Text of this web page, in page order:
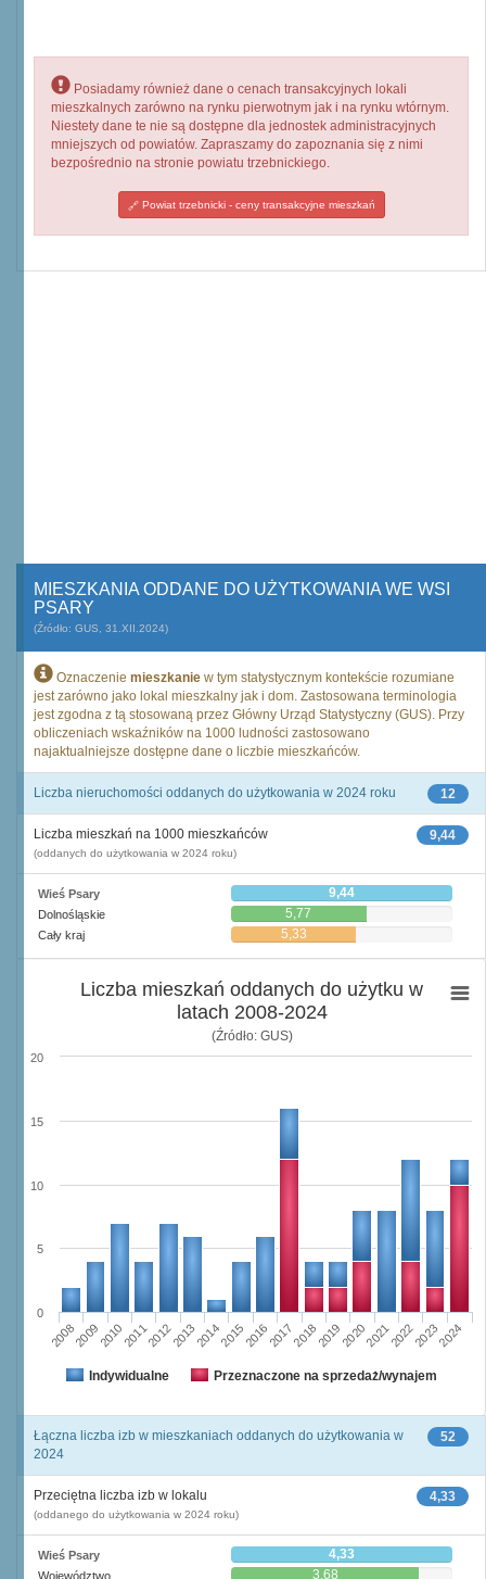
Posiadamy również dane o cenach transakcyjnych lokali
mieszkalnych zarówno na rynku pierwotnym jak i na rynku wtórnym.
Niestety dane te nie są dostępne dla jednostek administracyjnych
mniejszych od powiatów. Zapraszamy do zapoznania się z nimi
bezpośrednio na stronie powiatu trzebnickiego.
Powiat trzebnicki - ceny transakcyjne mieszkań
MIESZKANIA ODDANE DO UŻYTKOWANIA WE WSI
PSARY
(Źródło: GUS, 31.XII.2024)
Oznaczenie mieszkanie w tym statystycznym kontekście rozumiane
jest zarówno jako lokal mieszkalny jak i dom. Zastosowana terminologia
jest zgodna z tą stosowaną przez Główny Urząd Statystyczny (GUS). Przy
obliczeniach wskaźników na 1000 ludności zastosowano
najaktualniejsze dostępne dane o liczbie mieszkańców.
12
Liczba nieruchomości oddanych do użytkowania w 2024 roku
9,44
Liczba mieszkań na 1000 mieszkańców
(oddanych do użytkowania w 2024 roku)
Wieś Psary 9,44
Dolnośląskie 5,77
Cały kraj 5,33
Liczba mieszkań oddanych do użytku w
latach 2008-2024
(Źródło: GUS)
Indywidualne Przeznaczone na sprzedaż/wynajem
20082009201020112012201320142015201620172018201920202021202220232024
0
5
10
15
20
52
Łączna liczba izb w mieszkaniach oddanych do użytkowania w
2024
4,33
Przeciętna liczba izb w lokalu
(oddanego do użytkowania w 2024 roku)
Wieś Psary 4,33
Województwo 3,68